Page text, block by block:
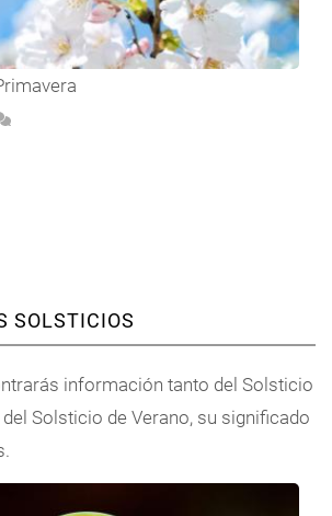
SOLSTICIOS
información tanto del Solsticio
Solsticio de Verano, su significado